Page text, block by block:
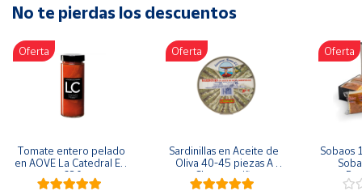
Artesanía
Oficina y
Papelería
Para Canarias,
Ceuta y Melilla
populares
No te pierdas los descuentos
Oferta
Tomate entero pelado
en AOVE La Catedral ER-
630
Oferta
Sardinillas en Aceite de
Oliva 40-45 piezas A
Churrusquiña
Oferta
Sobaos